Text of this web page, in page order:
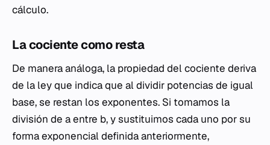
cálculo.
La cociente como resta
De manera análoga, la propiedad del cociente deriva
de la ley que indica que al dividir potencias de igual
base, se restan los exponentes. Si tomamos la
división de aentre b, y sustituimos cada uno por su
forma exponencial definida anteriormente,